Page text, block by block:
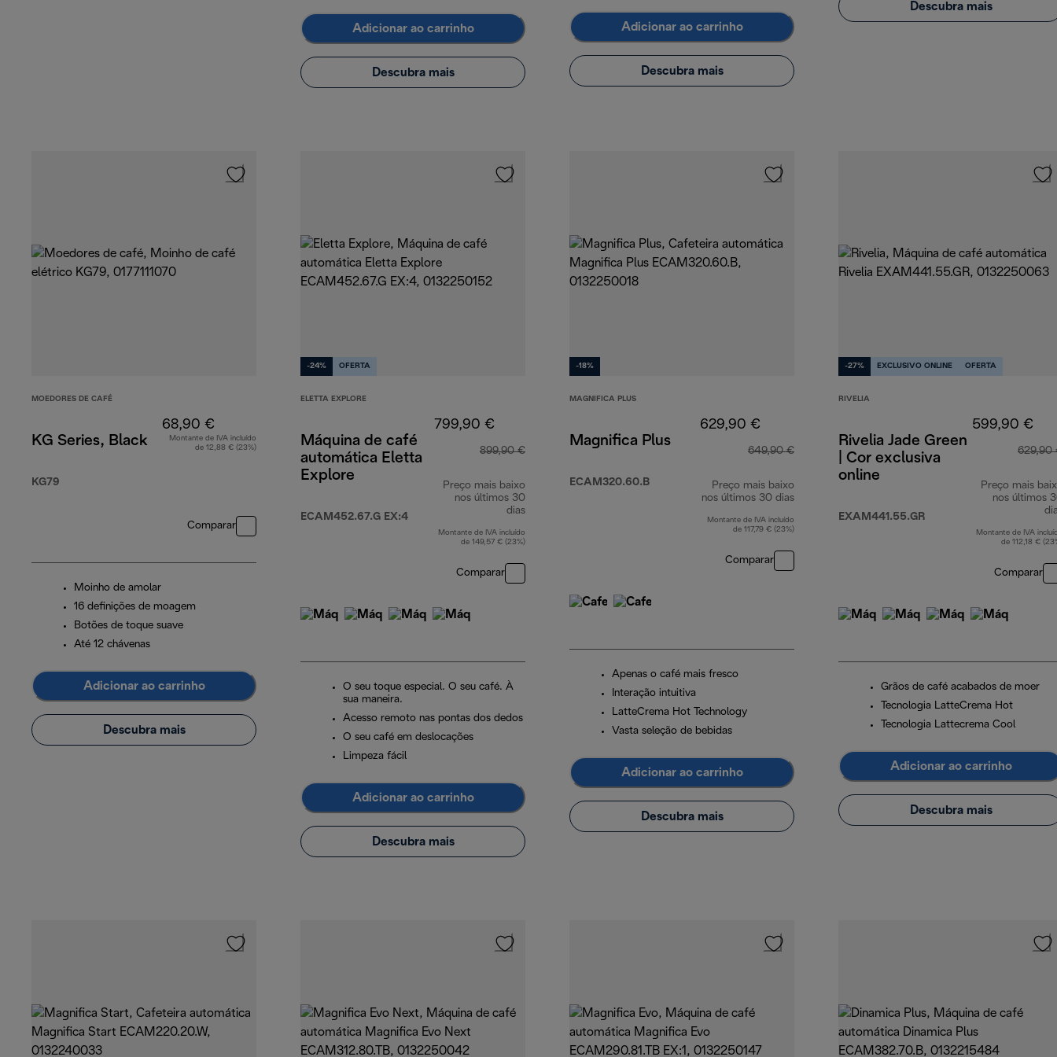
Adicionar ao carrinho
Descubra mais
Adicionar ao carrinho
Descubra mais
Descubra mais
MOEDORES DE CAFÉ
KG Series, Black
KG79
68,90 €
Montante de IVA incluído
de 12,88 € (23%)
Comparar
Moinho de amolar
16 definições de moagem
Botões de toque suave
Até 12 chávenas
Adicionar ao carrinho
Descubra mais
-24% OFERTA
ELETTA EXPLORE
Máquina de café
automática Eletta
Explore
ECAM452.67.G EX:4
799,90 €
899,90 €
Preço mais baixo
nos últimos 30
dias
Montante de IVA incluído
de 149,57 € (23%)
Comparar
O seu toque especial. O seu café. À
sua maneira.
Acesso remoto nas pontas dos dedos
O seu café em deslocações
Limpeza fácil
Adicionar ao carrinho
Descubra mais
-18%
MAGNIFICA PLUS
Magnifica Plus
ECAM320.60.B
629,90 €
649,90 €
Preço mais baixo
nos últimos 30 dias
Montante de IVA incluído
de 117,79 € (23%)
Comparar
Apenas o café mais fresco
Interação intuitiva
LatteCrema Hot Technology
Vasta seleção de bebidas
Adicionar ao carrinho
Descubra mais
-27% EXCLUSIVO ONLINE OFERTA
RIVELIA
Rivelia Jade Green
| Cor exclusiva
online
EXAM441.55.GR
599,90 €
629,90
Preço mais
nos últimos
Montante de IVA
de 112,18 €
Comparar
Grãos de café acabados de moer
Tecnologia LatteCrema Hot
Tecnologia Lattecrema Cool
Adicionar ao carrinho
Descubra mais